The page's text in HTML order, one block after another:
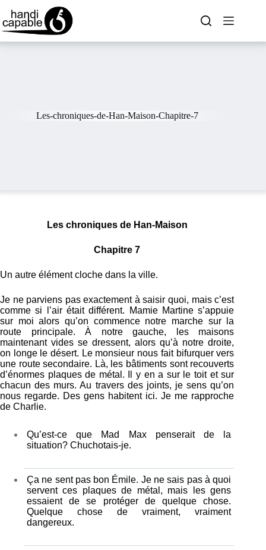
Les-chroniques-de-Han-Maison-Chapitre-7
Les chroniques de Han-Maison
Chapitre 7
Un autre élément cloche dans la ville.
Je ne parviens pas exactement à saisir quoi, mais c’est
comme si l’air était différent. Mamie Martine s’appuie
sur moi alors qu’on commence notre marche sur la
route principale. À notre gauche, les maisons
maintenant vides se dressent, alors qu’à notre droite,
on longe le désert. Le monsieur nous fait bifurquer vers
une route secondaire. Là, les bâtiments sont recouverts
d’énormes plaques de métal. Il y en a sur le toit et sur
chacun des murs. Au travers des joints, je sens qu’on
nous regarde. Des gens habitent ici. Je me rapproche
de Charlie.
Qu’est-ce que Mad Max penserait de la
situation? Chuchotais-je.
Ça ne sent pas bon Émile. Je ne sais pas à quoi
servent ces plaques de métal, mais les gens
essaient de se protéger de quelque chose.
Quelque chose de vraiment, vraiment
dangereux.